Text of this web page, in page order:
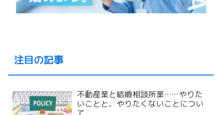
注目の記事
不動産業と結婚相談所業……やりた
いことと、やりたくないことについ